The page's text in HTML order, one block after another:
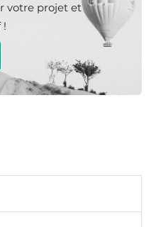
votre projet et
!